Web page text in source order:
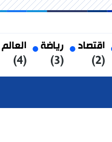
اقتصاد
(2)
رياضة
(3)
العالم
(4)